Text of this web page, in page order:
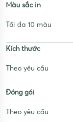
Màu sắc in
Tối đa 10 màu
Kích thước
Theo yêu cầu
Đóng gói
Theo yêu cầu